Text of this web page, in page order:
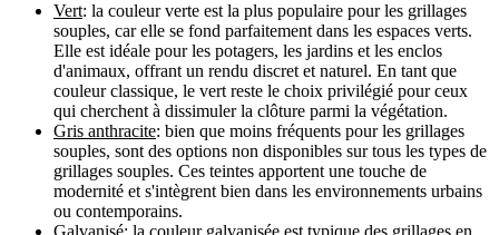
Vert: la couleur verte est la plus populaire pour les grillages
souples, car elle se fond parfaitement dans les espaces verts.
Elle est idéale pour les potagers, les jardins et les enclos
d'animaux, offrant un rendu discret et naturel. En tant que
couleur classique, le vert reste le choix privilégié pour ceux
qui cherchent à dissimuler la clôture parmi la végétation.
Gris anthracite: bien que moins fréquents pour les grillages
souples, sont des options non disponibles sur tous les types de
grillages souples. Ces teintes apportent une touche de
modernité et s'intègrent bien dans les environnements urbains
ou contemporains.